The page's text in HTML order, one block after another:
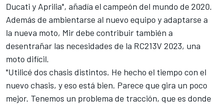
Ducati y Aprilia", añadía el campeón del mundo de 2020.
Además de ambientarse al nuevo equipo y adaptarse a
la nueva moto, Mir debe contribuir también a
desentrañar las necesidades de la RC213V 2023, una
moto difícil.
"Utilicé dos chasis distintos. He hecho el tiempo con el
nuevo chasis, y eso está bien. Parece que gira un poco
mejor. Tenemos un problema de tracción, que es donde